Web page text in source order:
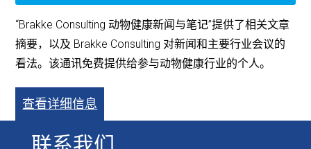
“Brakke Consulting 动物健康新闻与笔记”提供了相关文章
摘要，以及 Brakke Consulting 对新闻和主要行业会议的
看法。该通讯免费提供给参与动物健康行业的个人。
查看详细信息